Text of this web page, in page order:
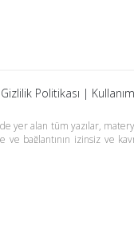
Gizlilik Politikası |
yer alan tüm yazılar,
ve bağlantının izinsiz ve